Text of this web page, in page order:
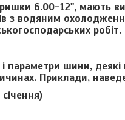
6.00-12", мають
з водяним
робіт.
і параметри шини,
Приклади,